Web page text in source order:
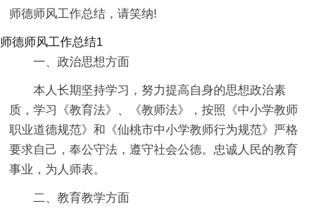
师德师风工作总结，请笑纳!
师德师风工作总结1
一、政治思想方面
本人长期坚持学习，努力提高自身的思想政治素
质，学习《教育法》、《教师法》，按照《中小学教师
职业道德规范》和《仙桃市中小学教师行为规范》严格
要求自己，奉公守法，遵守社会公德。忠诚人民的教育
事业，为人师表。
二、教育教学方面